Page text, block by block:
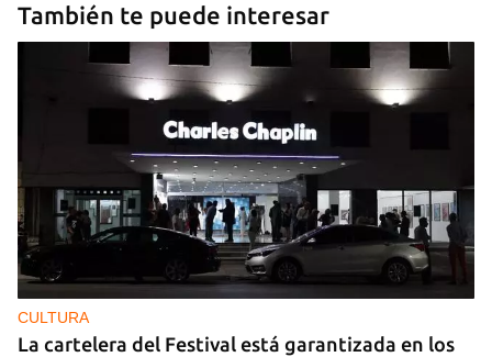
También te puede interesar
CULTURA
La cartelera del Festival está garantizada en los